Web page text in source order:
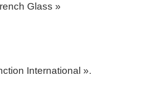
Glass »
International ».